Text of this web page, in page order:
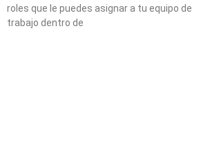
roles que le puedes asignar a tu equipo de
trabajo dentro de